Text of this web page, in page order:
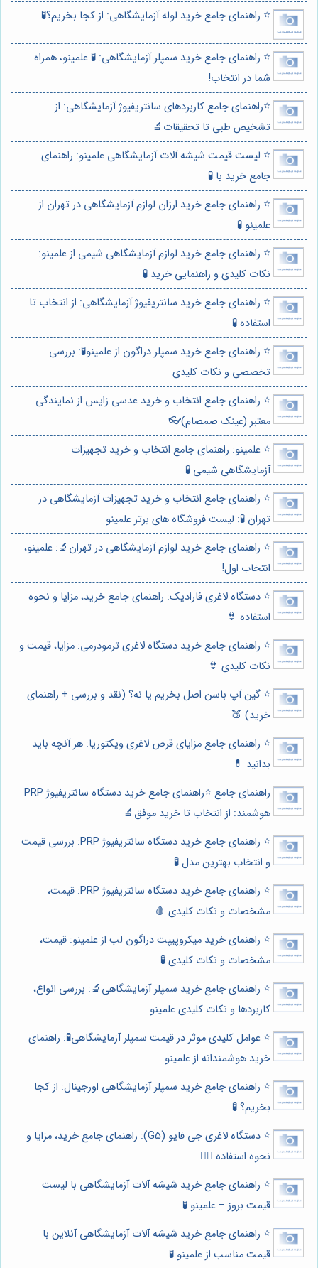
⭐️ راهنمای جامع خرید لوله آزمایشگاهی: از کجا بخریم؟🧪
⭐️ راهنمای جامع خرید سمپلر آزمایشگاهی: 🧪 علمینو، همراه
شما در انتخاب!
⭐️راهنمای جامع کاربردهای سانتریفیوژ آزمایشگاهی: از
تشخیص طبی تا تحقیقات🔬
⭐️ لیست قیمت شیشه آلات آزمایشگاهی علمینو: راهنمای
جامع خرید با 🧪
⭐️ راهنمای جامع خرید ارزان لوازم آزمایشگاهی در تهران از
علمینو 🧪
⭐️ راهنمای جامع خرید لوازم آزمایشگاهی شیمی از علمینو:
نکات کلیدی و راهنمایی خرید 🧪
⭐️ راهنمای جامع خرید سانتریفیوژ آزمایشگاهی: از انتخاب تا
استفاده 🧪
⭐️ راهنمای جامع خرید سمپلر دراگون از علمینو🧪: بررسی
تخصصی و نکات کلیدی
⭐️ راهنمای جامع انتخاب و خرید عدسی زایس از نمایندگی
معتبر (عینک صمصام)👓
⭐️ علمینو: راهنمای جامع انتخاب و خرید تجهیزات
آزمایشگاهی شیمی 🧪
⭐️ راهنمای جامع انتخاب و خرید تجهیزات آزمایشگاهی در
تهران 🧪: لیست فروشگاه های برتر علمینو
⭐️ راهنمای جامع خرید لوازم آزمایشگاهی در تهران🔬: علمینو،
انتخاب اول!
⭐️ دستگاه لاغری فارادیک: راهنمای جامع خرید، مزایا و نحوه
استفاده 👙
⭐️ راهنمای جامع خرید دستگاه لاغری ترمودرمی: مزایا، قیمت و
نکات کلیدی 👙
⭐️ گین آپ باسن اصل بخریم یا نه؟ (نقد و بررسی + راهنمای
خرید) 🍑
⭐️ راهنمای جامع مزایای قرص لاغری ویکتوریا: هر آنچه باید
بدانید 💊
راهنمای جامع ⭐️راهنمای جامع خرید دستگاه سانتریفیوژ PRP
هوشمند: از انتخاب تا خرید موفق🔬
⭐️ راهنمای جامع خرید دستگاه سانتریفیوژ PRP: بررسی قیمت
و انتخاب بهترین مدل 🧪
⭐️ راهنمای جامع خرید دستگاه سانتریفیوژ PRP: قیمت،
مشخصات و نکات کلیدی 🩸
⭐️ راهنمای خرید میکروپیپت دراگون لب از علمینو: قیمت،
مشخصات و نکات کلیدی 🧪
⭐️ راهنمای جامع خرید سمپلر آزمایشگاهی🔬: بررسی انواع،
کاربردها و نکات کلیدی علمینو
⭐️ عوامل کلیدی موثر در قیمت سمپلر آزمایشگاهی🧪: راهنمای
خرید هوشمندانه از علمینو
⭐️ راهنمای جامع خرید سمپلر آزمایشگاهی اورجینال: از کجا
بخریم؟ 🧪
⭐️ دستگاه لاغری جی فایو (G5): راهنمای جامع خرید، مزایا و
نحوه استفاده 🏋️‍♀️
⭐️ راهنمای جامع خرید شیشه آلات آزمایشگاهی با لیست
قیمت بروز – علمینو 🧪
⭐️ راهنمای جامع خرید شیشه آلات آزمایشگاهی آنلاین با
قیمت مناسب از علمینو 🧪